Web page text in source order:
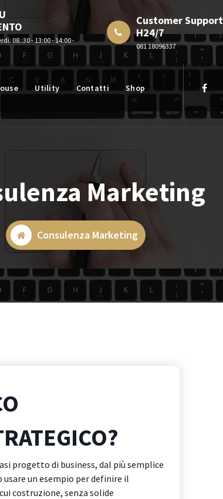
08.:30 - 13:00 - 14:00 -
Customer Support
H24/7
081 18096337
Utility Contatti Shop
Marketing
Consulenza Marketing
progetto di business, dal più semplice
usare un esempio per definire il
costruzione, senza solide